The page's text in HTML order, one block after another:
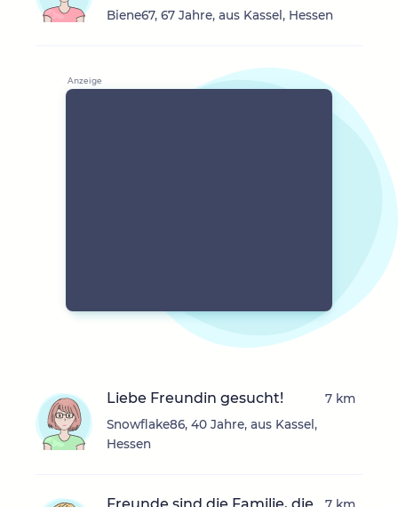
Biene67, 67 Jahre, aus Kassel, Hessen
Liebe Freundin gesucht!
Snowflake86, 40 Jahre, aus Kassel,
Hessen
7 km